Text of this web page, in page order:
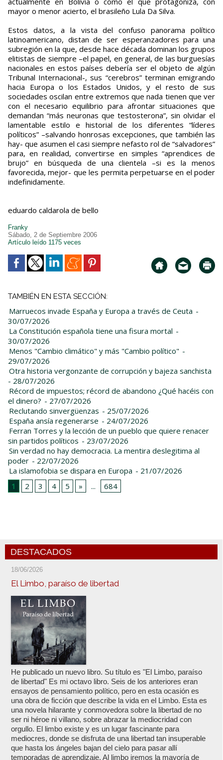
mayor o menor acierto, el brasileño Lula Da Silva.
Estos datos, a la vista del confuso panorama político
latinoamericano, distan de ser esperanzadores para una
subregión en la que, desde hace década dominan los grupos
elitistas de siempre –el papel, en general, de las burguesías
nacionales en estos países debería ser el objeto de algún
Tribunal Internacional-, sus “cerebros” terminan emigrando
hacia Europa o los Estados Unidos, y el resto de sus
sociedades oscilan entre extremos que nada tienen que ver
con el necesario equilibrio para afrontar situaciones que
demandan “más neuronas que testosterona”, sin olvidar el
lamentable estilo e historial de los diferentes “líderes
políticos” –salvando honrosas excepciones, que también las
hay- que asumen el casi siempre nefasto rol de “salvadores”
para, en realidad, convertirse en simples “aprendices de
brujo” en búsqueda de una clientela –si es la menos
favorecida, mejor- que les permita perpetuarse en el poder
indefinidamente.
eduardo caldarola de bello
Franky
Sábado, 2 de Septiembre 2006
Artículo leído 1175 veces
TAMBIÉN EN ESTA SECCIÓN:
Marruecos invade España y Europa a través de Ceuta -
30/07/2026
La Constitución española tiene una fisura mortal -
30/07/2026
Menos "Cambio climático" y más "Cambio político" -
29/07/2026
Otra historia vergonzante de corrupción y bajeza sanchista
- 28/07/2026
Récord de impuestos; récord de abandono ¿Qué hacéis con
el dinero? - 27/07/2026
Reclutando sinvergüenzas - 25/07/2026
España ansía regenerarse - 24/07/2026
Ferran Torres y la lección de un pueblo que quiere renacer
sin partidos políticos - 23/07/2026
Sin verdad no hay democracia. La mentira deslegitima al
poder - 22/07/2026
La islamofobia se dispara en Europa - 21/07/2026
1
2 3 4 5 » ... 684
DESTACADOS
18/06/2026
El Limbo, paraíso de libertad
He publicado un nuevo libro. Su título es "El Limbo, paraíso
de libertad" Es mi octavo libro. Seis de los anteriores eran
ensayos de pensamiento político, pero en esta ocasión es
una obra de ficción que describe la vida en el Limbo. Esta es
una novela hilarante y conmovedora sobre la libertad de no
ser ni héroe ni villano, sobre abrazar la mediocridad con
orgullo. El limbo existe y es un lugar fascinante para
mediocres, donde se disfruta de una libertad tan insuperable
que hasta los ángeles bajan del cielo para pasar allí
temporadas de aprendizaje. Al limbo iremos la mayoría de